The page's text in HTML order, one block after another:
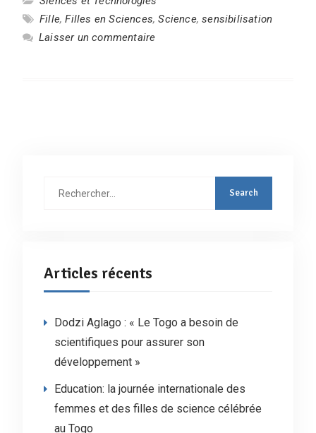
Fille,Filles en Sciences,Science,sensibilisation
Laisser un commentaire
Articles récents
Dodzi Aglago : « Le Togo a besoin de
scientifiques pour assurer son
développement »
Education: la journée internationale des
femmes et des filles de science célébrée
au Togo